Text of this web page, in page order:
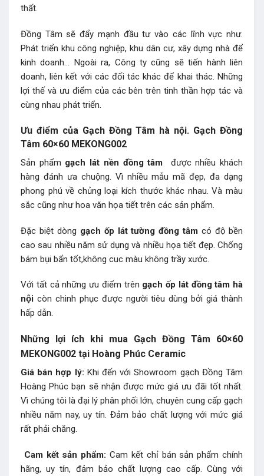
thất.
Đồng Tâm sẽ đẩy mạnh đầu tư vào các lĩnh vực như.
Phát triển khu công nghiệp, khu dân cư, xây dựng nhà để
kinh doanh… Ngoài ra, Công ty cũng sẽ tiến hành liên
doanh, liên kết với các đối tác khác để khai thác. Những
lợi thế và ưu điểm của các bên trên tinh thần hợp tác và
cùng nhau phát triển.
Ưu điểm của Gạch Đồng Tâm hà nội. Gạch Đồng
Tâm 60×60 MEKONG002
Sản phẩm gạch lát nền đồng tâm
được nhiều khách
hàng đánh ưa chuộng. Vì nhiều mẫu mã đẹp, đa dạng
phong phú về chủng loại kích thước khác nhau. Và màu
sắc cũng như hoa văn họa tiết trên các sản phẩm.
Đặc biệt dòng gạch ốp lát tường đồng tâmcó độ bền
cao sau nhiều năm sử dụng và nhiều họa tiết đẹp. Chống
bám bụi bẩn tốt,không cuc màu không trầy xước.
Với tất cả những ưu điểm trên gạch ốp lát đồng tâm hà
nội còn chinh phục được người tiêu dùng bởi giá thành
hấp dẫn.
Những lợi ích khi mua Gạch Đồng Tâm 60×60
MEKONG002 tại Hoàng Phúc Ceramic
Giá bán hợp lý: Khi đến với Showroom gạch Đồng Tâm
Hoàng Phúc bạn sẽ nhận được mức giá ưu đãi tốt nhất.
Vì chúng tôi là đại lý phân phối lớn, chuyên cung cấp gạch
nhiều năm nay, uy tín. Đảm bảo chất lượng với mức giá
rất phải chăng.
Cam kết sản phẩm: Cam kết chỉ bán sản phẩm chính
hãng, uy tín, đảm bảo chất lượng cao cấp. Cùng với